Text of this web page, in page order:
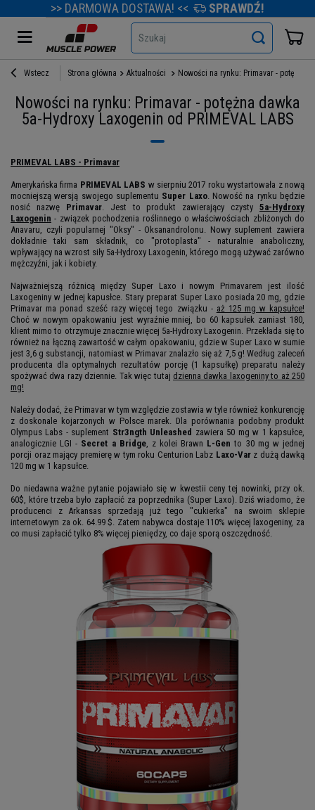
>> DARMOWA DOSTAWA! << SPRAWDŹ!
Szukaj
Wstecz Strona główna Aktualności Nowości na rynku: Primavar - potężna
Nowości na rynku: Primavar - potężna dawka
5a-Hydroxy Laxogenin od PRIMEVAL LABS
PRIMEVAL LABS - Primavar
Amerykańska firma PRIMEVAL LABS w sierpniu 2017 roku wystartowała z nową
mocniejszą wersją swojego suplementu Super Laxo. Nowość na rynku będzie
nosić nazwę Primavar. Jest to produkt zawierający czysty 5a-Hydroxy
Laxogenin - związek pochodzenia roślinnego o właściwościach zbliżonych do
Anavaru, czyli popularnej "Oksy" - Oksanandrolonu. Nowy suplement zawiera
dokładnie taki sam składnik, co "protoplasta" - naturalnie anaboliczny,
wpływający na wzrost siły 5a-Hydroxy Laxogenin, którego mogą używać zarówno
mężczyźni, jak i kobiety.
Najważniejszą różnicą między Super Laxo i nowym Primavarem jest ilość
Laxogeniny w jednej kapusłce. Stary preparat Super Laxo posiada 20 mg, gdzie
Primavar ma ponad sześć razy więcej tego związku - aż 125 mg w kapsułce!
Choć w nowym opakowaniu jest wyraźnie mniej, bo 60 kapsułek zamiast 180,
klient mimo to otrzymuje znacznie więcej 5a-Hydroxy Laxogenin. Przekłada się to
również na łączną zawartość w całym opakowaniu, gdzie w Super Laxo w sumie
jest 3,6 g substancji, natomiast w Primavar znalazło się aż 7,5 g! Według zaleceń
producenta dla optymalnych rezultatów porcję (1 kapsułkę) preparatu należy
spożywać dwa razy dziennie. Tak więc tutaj dzienna dawka laxogeniny to aż 250
mg!
Należy dodać, że Primavar w tym względzie zostawia w tyle również konkurencję
z doskonale kojarzonych w Polsce marek. Dla porównania podobny produkt
Olympus Labs - suplement Str3ngth Unleashed zawiera 50 mg w 1 kapsułce,
analogicznie LGI - Secret a Bridge, z kolei Brawn L-Gen to 30 mg w jednej
porcji oraz mający premierę w tym roku Centurion Labz Laxo-Varz dużą dawką
120 mg w 1 kapsułce.
Do niedawna ważne pytanie pojawiało się w kwestii ceny tej nowinki, przy ok.
60$, które trzeba było zapłacić za poprzednika (Super Laxo). Dziś wiadomo, że
producenci z Arkansas sprzedają już tego "cukierka" na swoim sklepie
internetowym za ok. 64.99 $. Zatem nabywca dostaje 110% więcej laxogeniny, za
co musi zapłacić tylko 8% więcej pieniędzy, co daje sporą oszczędność.